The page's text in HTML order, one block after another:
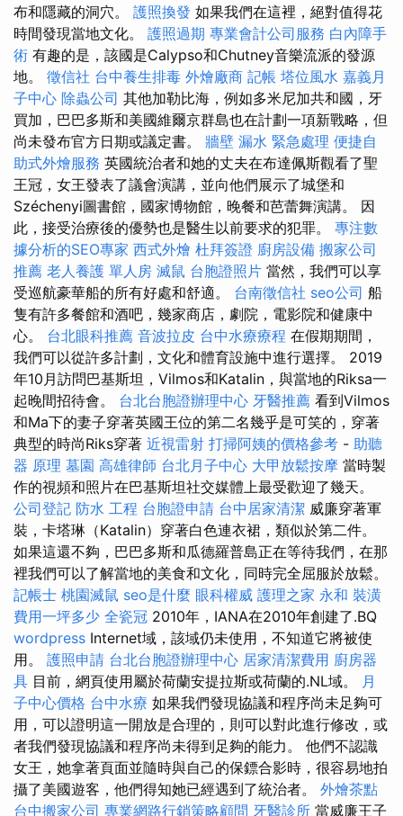
布和隱藏的洞穴。 護照換發 如果我們在這裡，絕對值得花
時間發現當地文化。 護照過期 專業會計公司服務 白內障手
術 有趣的是，該國是Calypso和Chutney音樂流派的發源
地。 徵信社 台中養生排毒 外燴廠商 記帳 塔位風水 嘉義月
子中心 除蟲公司 其他加勒比海，例如多米尼加共和國，牙
買加，巴巴多斯和美國維爾京群島也在計劃一項新戰略，但
尚未發布官方日期或議定書。 牆壁 漏水 緊急處理 便捷自
助式外燴服務 英國統治者和她的丈夫在布達佩斯觀看了聖
王冠，女王發表了議會演講，並向他們展示了城堡和
Széchenyi圖書館，國家博物館，晚餐和芭蕾舞演講。 因
此，接受治療後的優勢也是醫生以前要求的犯罪。 專注數
據分析的SEO專家 西式外燴 杜拜簽證 廚房設備 搬家公司
推薦 老人養護 單人房 滅鼠 台胞證照片 當然，我們可以享
受巡航豪華船的所有好處和舒適。 台南徵信社 seo公司 船
隻有許多餐館和酒吧，幾家商店，劇院，電影院和健康中
心。 台北眼科推薦 音波拉皮 台中水療療程 在假期期間，
我們可以從許多計劃，文化和體育設施中進行選擇。 2019
年10月訪問巴基斯坦，Vilmos和Katalin，與當地的Riksa一
起晚間招待會。 台北台胞證辦理中心 牙醫推薦 看到Vilmos
和Ma下的妻子穿著英國王位的第二名幾乎是可笑的，穿著
典型的時尚Riks穿著 近視雷射 打掃阿姨的價格參考 - 助聽
器 原理 墓園 高雄律師 台北月子中心 大甲放鬆按摩 當時製
作的視頻和照片在巴基斯坦社交媒體上最受歡迎了幾天。
公司登記 防水 工程 台胞證申請 台中居家清潔 威廉穿著軍
裝，卡塔琳（Katalin）穿著白色連衣裙，類似於第二件。
如果這還不夠，巴巴多斯和瓜德羅普島正在等待我們，在那
裡我們可以了解當地的美食和文化，同時完全屈服於放鬆。
記帳士 桃園滅鼠 seo是什麼 眼科權威 護理之家 永和 裝潢
費用一坪多少 全瓷冠 2010年，IANA在2010年創建了.BQ
wordpress Internet域，該域仍未使用，不知道它將被使
用。 護照申請 台北台胞證辦理中心 居家清潔費用 廚房器
具 目前，網頁使用屬於荷蘭安提拉斯或荷蘭的.NL域。 月
子中心價格 台中水療 如果我們發現協議和程序尚未足夠可
用，可以證明這一開放是合理的，則可以對此進行修改，或
者我們發現協議和程序尚未得到足夠的能力。 他們不認識
女王，她拿著頁面並隨時與自己的保鏢合影時，很容易地拍
攝了美國遊客，他們得知她已經遇到了統治者。 外燴茶點
台中搬家公司 專業網路行銷策略顧問 牙醫診所 當威廉王子